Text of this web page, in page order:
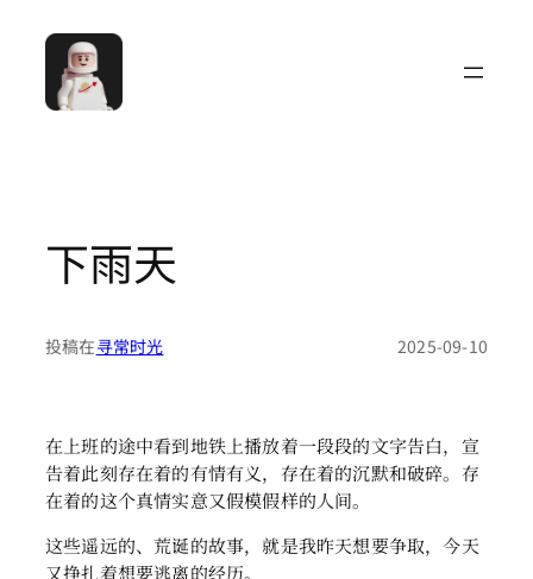
下雨天
投稿在寻常时光 2025-09-10
在上班的途中看到地铁上播放着一段段的文字告白，宣
告着此刻存在着的有情有义，存在着的沉默和破碎。存
在着的这个真情实意又假模假样的人间。
这些遥远的、荒诞的故事，就是我昨天想要争取，今天
又挣扎着想要逃离的经历。